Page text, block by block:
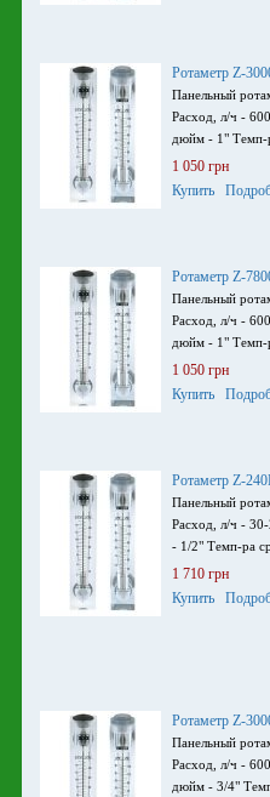
Ротаметр Z-
Панельный
Расход, л/ч -
дюйм - 1" Темп-
1 050 грн
Купить
Ротаметр Z-
Панельный
Расход, л/ч -
дюйм - 1" Темп-
1 050 грн
Купить
Ротаметр Z-
Панельный
Расход, л/ч -
- 1/2" Темп-ра
1 710 грн
Купить
Ротаметр Z-
Панельный
Расход, л/ч -
дюйм - 3/4"